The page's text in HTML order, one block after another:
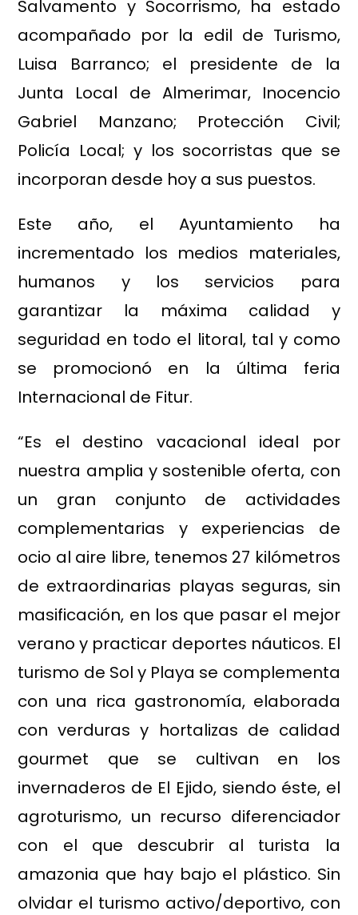
Salvamento y Socorrismo, ha estado
acompañado por la edil de Turismo,
Luisa Barranco; el presidente de la
Junta Local de Almerimar, Inocencio
Gabriel Manzano; Protección Civil;
Policía Local; y los socorristas que se
incorporan desde hoy a sus puestos.
Este año, el Ayuntamiento ha
incrementado los medios materiales,
humanos y los servicios para
garantizar la máxima calidad y
seguridad en todo el litoral, tal y como
se promocionó en la última feria
Internacional de Fitur.
“Es el destino vacacional ideal por
nuestra amplia y sostenible oferta, con
un gran conjunto de actividades
complementarias y experiencias de
ocio al aire libre, tenemos 27 kilómetros
de extraordinarias playas seguras, sin
masificación, en los que pasar el mejor
verano y practicar deportes náuticos. El
turismo de Sol y Playa se complementa
con una rica gastronomía, elaborada
con verduras y hortalizas de calidad
gourmet que se cultivan en los
invernaderos de El Ejido, siendo éste, el
agroturismo, un recurso diferenciador
con el que descubrir al turista la
amazonia que hay bajo el plástico. Sin
olvidar el turismo activo/deportivo, con